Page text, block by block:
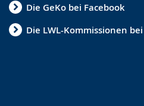
Die GeKo bei Facebook
Die LWL-Kommissionen